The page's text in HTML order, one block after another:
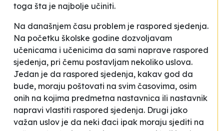
toga šta je najbolje učiniti.
Na današnjem času problem je raspored sjedenja.
Na početku školske godine dozvoljavam
učenicama i učenicima da sami naprave raspored
sjedenja, pri čemu postavljam nekoliko uslova.
Jedan je da raspored sjedenja, kakav god da
bude, moraju poštovati na svim časovima, osim
onih na kojima predmetna nastavnica ili nastavnik
napravi vlastiti raspored sjedenja. Drugi jako
važan uslov je da neki đaci ipak moraju sjediti na